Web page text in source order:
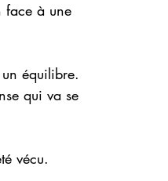
face à une
équilibre.
qui va se
vécu.